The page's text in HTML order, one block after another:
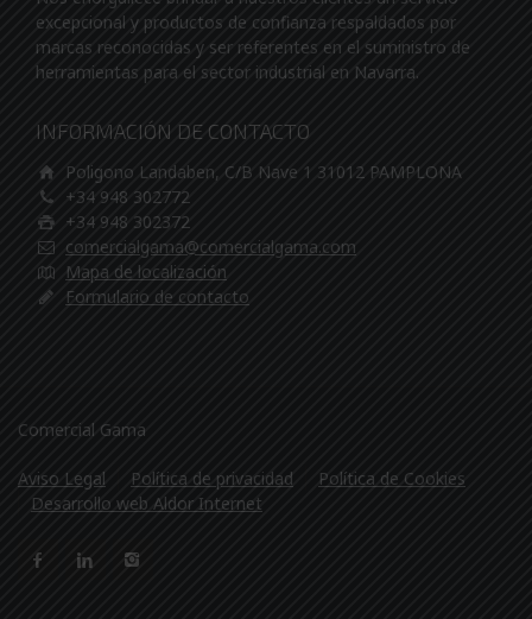
excepcional y productos de confianza respaldados por
marcas reconocidas y ser referentes en el suministro de
herramientas para el sector industrial en Navarra.
INFORMACIÓN DE CONTACTO
Poligono Landaben, C/B Nave 1 31012 PAMPLONA
+34 948 302772
+34 948 302372
comercialgama@comercialgama.com
Mapa de localización
Formulario de contacto
Comercial Gama
Aviso Legal Política de privacidad
Política de Cookies
Desarrollo web Aldor Internet